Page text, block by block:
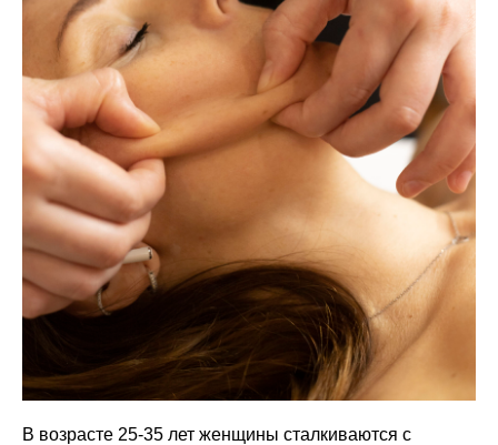
В возрасте 25-35 лет женщины сталкиваются с